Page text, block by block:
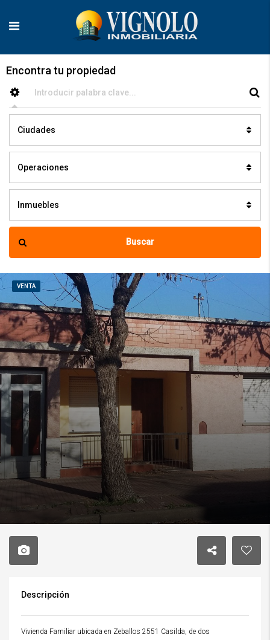
Encontra tu propiedad
Ciudades
Operaciones
Inmuebles
Buscar
VENTA
Descripción
Vivienda Familiar ubicada en Zeballos 2551 Casilda, de dos